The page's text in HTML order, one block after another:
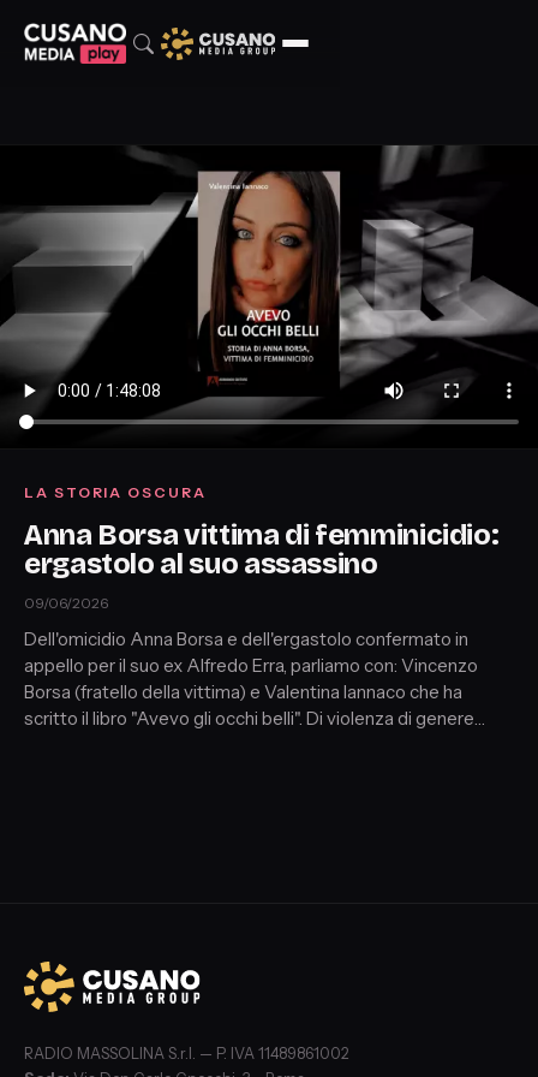
LA STORIA OSCURA
Anna Borsa vittima di femminicidio:
ergastolo al suo assassino
09/06/2026
Dell'omicidio Anna Borsa e dell'ergastolo confermato in
appello per il suo ex Alfredo Erra, parliamo con: Vincenzo
Borsa (fratello della vittima) e Valentina Iannaco che ha
scritto il libro "Avevo gli occhi belli". Di violenza di genere
RADIO MASSOLINA S.r.l. — P. IVA 11489861002